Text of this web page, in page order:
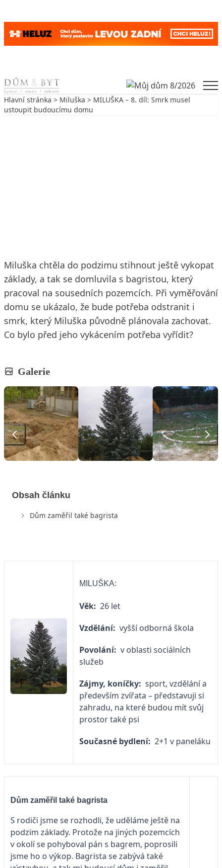
Skip to content
Hlavní stránka > Miluška > MILUŠKA – 8. díl: Smrk musel
ustoupit budoucímu domu
Miluška chtěla do podzimu stihnout ještě vykopat
základy, a tak se domluvila s bagristou, který
pracoval na sousedních pozemcích. Při vyměřování
domu se ukázalo, že bude potřeba odstranit i
smrk, který Miluška původně plánovala zachovat.
Co bylo před jeho vykácením potřeba vyřídit?
Galerie
Obsah článku
Dům zaměřil také bagrista
MILUŠKA:
Věk: 26 let
Vzdělání: vyšší odborná škola
Povolání: v oblasti sociálních
služeb
Zájmy, koníčky: sport, vzdělání a
především zvířata – představuji si
zahradu, na které budou mít svůj
prostor také psi
Současné bydlení: 2+1 v paneláku
Dům zaměřil také bagrista
S rodiči jsme se rozhodli, že uděláme ještě na
podzim základy. Protože na jiných pozemcích
v okolí se pohyboval pán s bagrem, poprosili
jsme ho o výkop. Bagrista se zabývá také